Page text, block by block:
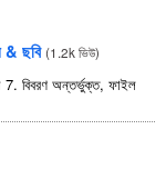
& ছবি (1.2k ভিউ)
7. বিবরণ অন্তর্ভুক্ত, ফাইল